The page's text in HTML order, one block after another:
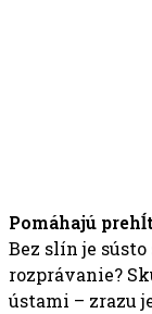
Pomáhajú
Bez slín je sústo
rozprávanie?
ústami – zrazu